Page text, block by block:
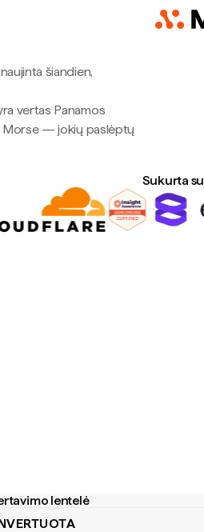
šiandien,
vertas Panamos
Morse — jokių paslėptų
Sukurta
lentelė